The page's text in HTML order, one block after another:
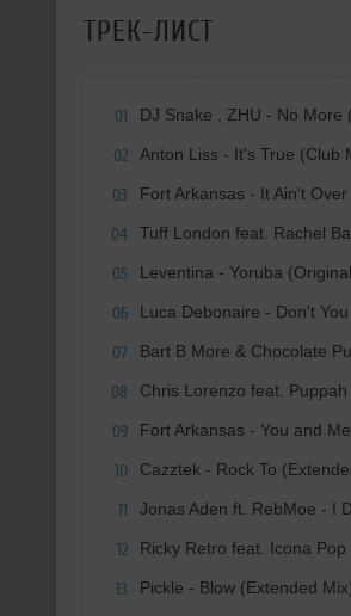
ТРЕК-ЛИСТ
01 DJ Snake , ZHU - No More
02 Anton Liss - It's True (Club
03 Fort Arkansas - It Ain't
04 Tuff London feat. Rachel
05 Leventina - Yoruba
06 Luca Debonaire - Don't You
07 Bart B More & Chocolate
08 Chris Lorenzo feat.
09 Fort Arkansas - You and
10 Cazztek - Rock To
11 Jonas Aden ft. RebMoe - I
12 Ricky Retro feat. Icona
13 Pickle - Blow (Extended